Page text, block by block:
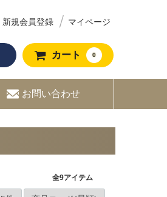
新規会員登録 マイページ
カート 0
お問い合わせ
全9アイテム